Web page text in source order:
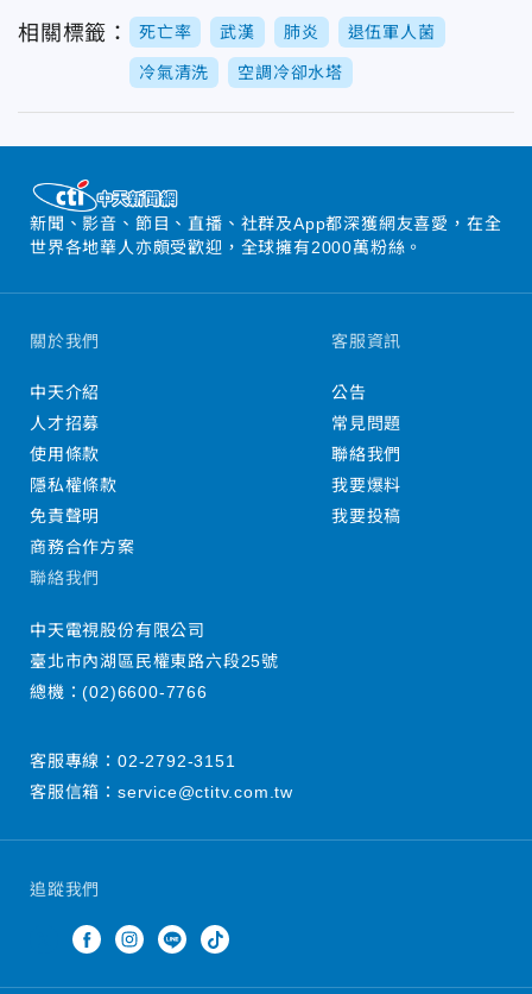
相關標籤： 死亡率 武漢 肺炎 退伍軍人菌
冷氣清洗 空調冷卻水塔
新聞、影音、節目、直播、社群及App都深獲網友喜愛，在全
世界各地華人亦頗受歡迎，全球擁有2000萬粉絲。
追蹤我們
關於我們
中天介紹
人才招募
使用條款
隱私權條款
免責聲明
商務合作方案
客服資訊
公告
常見問題
聯絡我們
我要爆料
我要投稿
聯絡我們
中天電視股份有限公司
臺北市內湖區民權東路六段25號
總機：(02)6600-7766
客服專線： 02-2792-3151
客服信箱： service@ctitv.com.tw